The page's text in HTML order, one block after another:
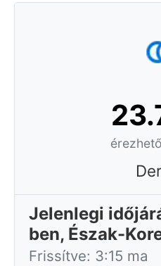
Jelenlegi
ben, Észak-
Frissítve: 3:15 ma